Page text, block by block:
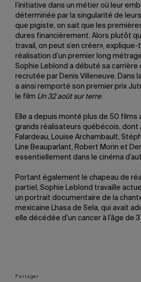
l’initiative dans un métier où leur
déterminée par la singularité de
que pigiste, on sait que les
dures financièrement. Alors plutôt
travail, on peut s’en créer», explique-
réalisation d’un premier long
Sophie Leblond a débuté sa carrière
recrutée par Denis Villeneuve. Dans
a ainsi remporté son premier prix
le film Un 32 août sur terre.
Elle a depuis monté plus de 50 films
grands réalisateurs québécois, dont
Falardeau, Louise Archambault,
Line Beauparlant, Robert Morin et
essentiellement dans le cinéma
Portant également le chapeau de
partiel, Sophie Leblond travaille
un portrait documentaire de la
mexicaine Lhasa de Sela, qui avait
elle décédée d’un cancer à l’âge de
Partager